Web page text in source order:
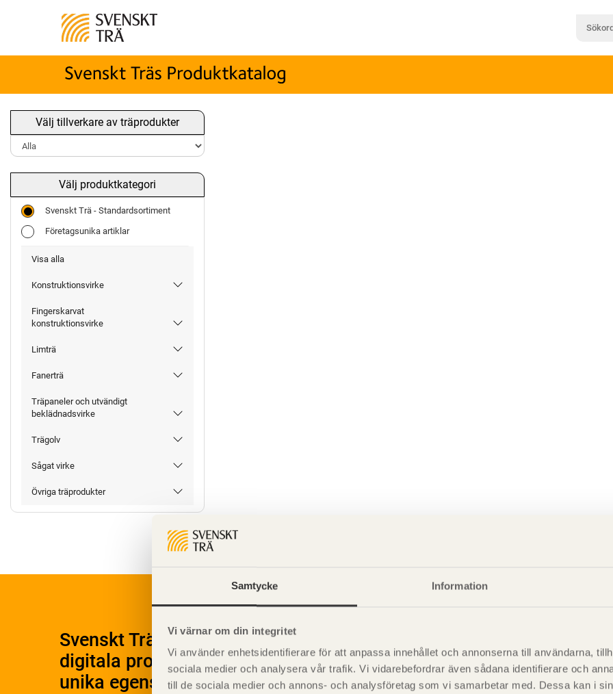
Samtycke Information
Vi värnar om din integritet
Vi använder enhetsidentifierare för att anpassa innehållet och annonserna till användarna,
sociala medier och analysera vår trafik. Vi vidarebefordrar även sådana identifierare och
till de sociala medier och annons- och analysföretag som vi samarbetar med. Dessa kan i
Välj tillverkare av träprodukter
Välj produktkategori
Svenskt Trä - Standardsortiment
Företagsunika artiklar
Visa alla
Konstruktionsvirke
Fingerskarvat
konstruktionsvirke
Limträ
Fanerträ
Träpaneler och utvändigt
beklädnadsvirke
Trägolv
Sågat virke
Övriga träprodukter
Svenskt Träs Produktkatalog är svensk sågverksnärings
digitala produktkatalog för att beskriva träprodukter och deras
unika egenskaper.